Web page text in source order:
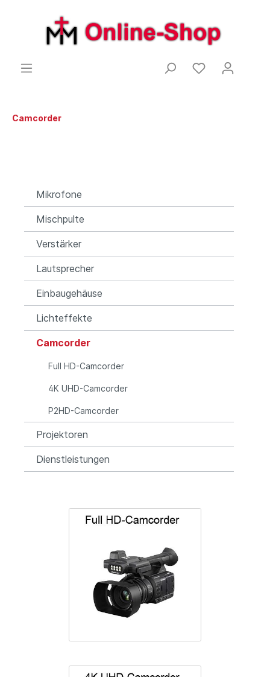
Camcorder
Mikrofone
Mischpulte
Verstärker
Lautsprecher
Einbaugehäuse
Lichteffekte
Camcorder
Full HD-Camcorder
4K UHD-Camcorder
P2HD-Camcorder
Projektoren
Dienstleistungen